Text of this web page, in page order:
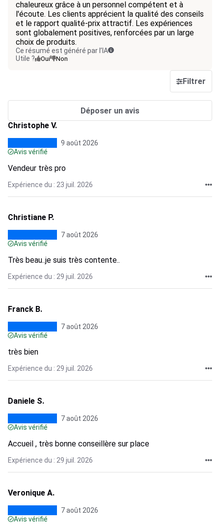
chaleureux grâce à un personnel compétent et à
l'écoute. Les clients apprécient la qualité des conseils
et le rapport qualité-prix attractif. Les expériences
sont globalement positives, renforcées par un large
choix de produits.
Ce résumé est généré par l’IA
Utile ?
Oui Non
Filtrer
Déposer un avis
Christophe V.
9 août 2026
Avis vérifié
Vendeur très pro
Expérience du : 23 juil. 2026
Christiane P.
7 août 2026
Avis vérifié
Très beau..je suis très contente..
Expérience du : 29 juil. 2026
Franck B.
7 août 2026
Avis vérifié
très bien
Expérience du : 29 juil. 2026
Daniele S.
7 août 2026
Avis vérifié
Accueil , très bonne conseillère sur place
Expérience du : 29 juil. 2026
Veronique A.
7 août 2026
Avis vérifié